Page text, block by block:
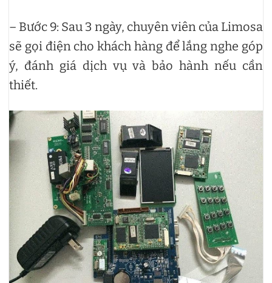
– Bước 9: Sau 3 ngày, chuyên viên của Limosa
sẽ gọi điện cho khách hàng để lắng nghe góp
ý, đánh giá dịch vụ và bảo hành nếu cần
thiết.